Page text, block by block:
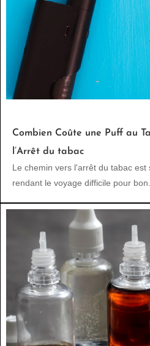
Combien Coûte une Puff au
l’Arrêt du tabac
Le chemin vers l'arrêt du tabac est
rendant le voyage difficile pour bon...